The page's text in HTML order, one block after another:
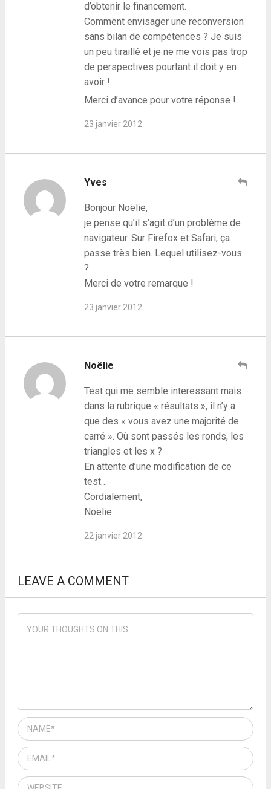
d’obtenir le financement.
Comment envisager une reconversion
sans bilan de compétences ? Je suis
un peu tiraillé et je ne me vois pas trop
de perspectives pourtant il doit y en
avoir !
Merci d’avance pour votre réponse !
23 janvier 2012
Yves
Bonjour Noëlie,
je pense qu’il s’agit d’un problème de
navigateur. Sur Firefox et Safari, ça
passe très bien. Lequel utilisez-vous
?
Merci de votre remarque !
23 janvier 2012
Noëlie
Test qui me semble interessant mais
dans la rubrique « résultats », il n’y a
que des « vous avez une majorité de
carré ». Où sont passés les ronds, les
triangles et les x ?
En attente d’une modification de ce
test…
Cordialement,
Noëlie
22 janvier 2012
LEAVE A COMMENT